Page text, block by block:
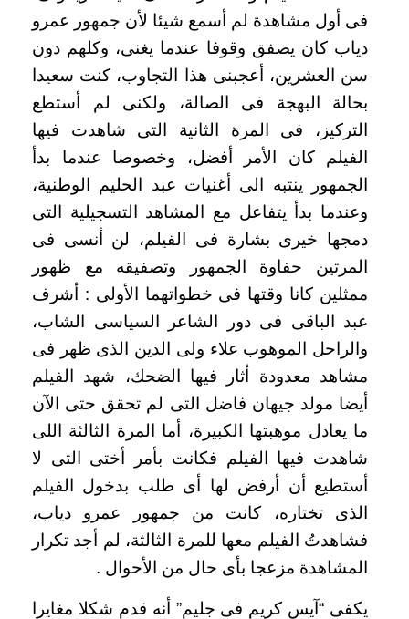
فى أول مشاهدة لم أسمع شيئا لأن جمهور عمرو
دياب كان يصفق وقوفا عندما يغنى، وكلهم دون
سن العشرين، أعجبنى هذا التجاوب، كنت سعيدا
بحالة البهجة فى الصالة، ولكنى لم أستطع
التركيز، فى المرة الثانية التى شاهدت فيها
الفيلم كان الأمر أفضل، وخصوصا عندما بدأ
الجمهور ينتبه الى أغنيات عبد الحليم الوطنية،
وعندما بدأ يتفاعل مع المشاهد التسجيلية التى
دمجها خيرى بشارة فى الفيلم، لن أنسى فى
المرتين حفاوة الجمهور وتصفيقه مع ظهور
ممثلين كانا وقتها فى خطواتهما الأولى : أشرف
عبد الباقى فى دور الشاعر السياسى الشاب،
والراحل الموهوب علاء ولى الدين الذى ظهر فى
مشاهد معدودة أثار فيها الضحك، شهد الفيلم
أيضا مولد جيهان فاضل التى لم تحقق حتى الآن
ما يعادل موهبتها الكبيرة، أما المرة الثالثة اللى
شاهدت فيها الفيلم فكانت بأمر أختى التى لا
أستطيع أن أرفض لها أى طلب بدخول الفيلم
الذى تختاره، كانت من جمهور عمرو دياب،
فشاهدتُ الفيلم معها للمرة الثالثة، لم أجد تكرار
المشاهدة مزعجا بأى حال من الأحوال .
يكفى “آيس كريم فى جليم” أنه قدم شكلا مغايرا